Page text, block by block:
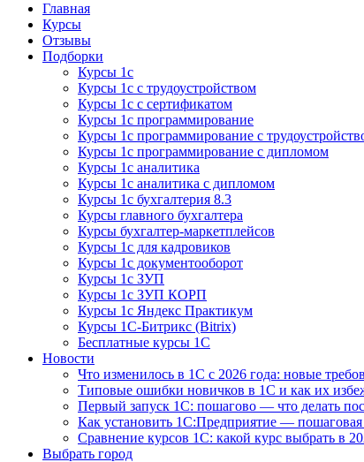
Курсы 1С
Курсы 1С официальная сертификация
Главная
Курсы
Отзывы
Подборки
Курсы 1с
Курсы 1с с трудоустройством
Курсы 1с с сертификатом
Курсы 1с программирование
Курсы 1с программирование с
Курсы 1с программирование с дипломом
Курсы 1с аналитика
Курсы 1с аналитика с дипломом
Курсы 1с бухгалтерия 8.3
Курсы главного бухгалтера
Курсы бухгалтер-маркетплейсов
Курсы 1с для кадровиков
Курсы 1с документооборот
Курсы 1с ЗУП
Курсы 1с ЗУП КОРП
Курсы 1с Яндекс Практикум
Курсы 1С-Битрикс (Bitrix)
Бесплатные курсы 1С
Новости
Что изменилось в 1С с 2026 года: новые
Типовые ошибки новичков в 1С и как их
Первый запуск 1С: пошагово — что делать
Как установить 1С:Предприятие —
Сравнение курсов 1С: какой курс выбрать в
Выбрать город